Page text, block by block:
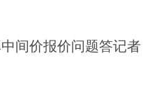
间价报价问题答记者